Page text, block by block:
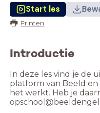
Start les
Printen
Introductie
In deze les vind je de
platform van Beeld en
het werkt. Heb je